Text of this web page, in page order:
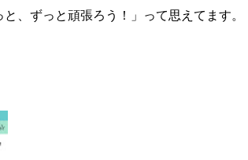
、ずっと頑張ろう！」って思えてます。